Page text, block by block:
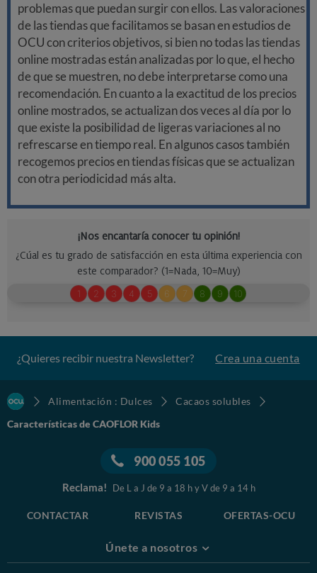
problemas que puedan surgir con ellos. Las valoraciones
de las tiendas que facilitamos se basan en estudios de
OCU con criterios objetivos, si bien no todas las tiendas
online mostradas están analizadas por lo que, el hecho
de que se muestren, no debe interpretarse como una
recomendación. En cuanto a la exactitud de los precios
online mostrados, se actualizan dos veces al día por lo
que existe la posibilidad de ligeras variaciones al no
refrescarse en tiempo real. En algunos casos también
recogemos precios en tiendas físicas que se actualizan
con otra periodicidad más alta.
¿Quieres recibir nuestra Newsletter? Crea una cuenta
Alimentación : Dulces
Cacaos solubles
Características de CAOFLOR Kids
900 055 105
Reclama! De L a J de 9 a 18 h y V de 9 a 14 h
CONTACTAR REVISTAS OFERTAS-OCU
Únete a nosotros